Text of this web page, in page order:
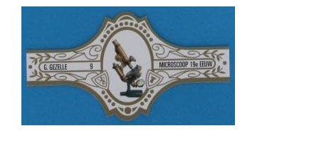
Divers
Makers
Images
Culpeper (ca. 1735)
Cuff (ca. 1745)